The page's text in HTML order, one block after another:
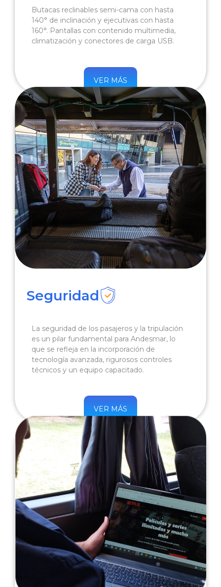
Butacas reclinables semi-cama con hasta
140° de inclinación y ejecutivas con hasta
160°. Pantallas con contenido multimedia,
climatización y conectores de carga USB.
VER MÁS
Seguridad
La seguridad de los pasajeros y la tripulación
es un pilar fundamental para Andesmar, lo
que se refleja en la incorporación de
tecnología avanzada, rigurosos controles
técnicos y un equipo capacitado.
VER MÁS